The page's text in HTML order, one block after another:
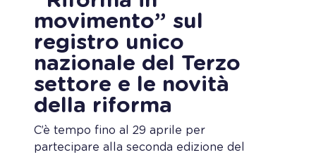
movimento” sul
registro unico
nazionale del Terzo
settore e le novità
della riforma
C’è tempo fino al 29 aprile per
partecipare alla seconda edizione del